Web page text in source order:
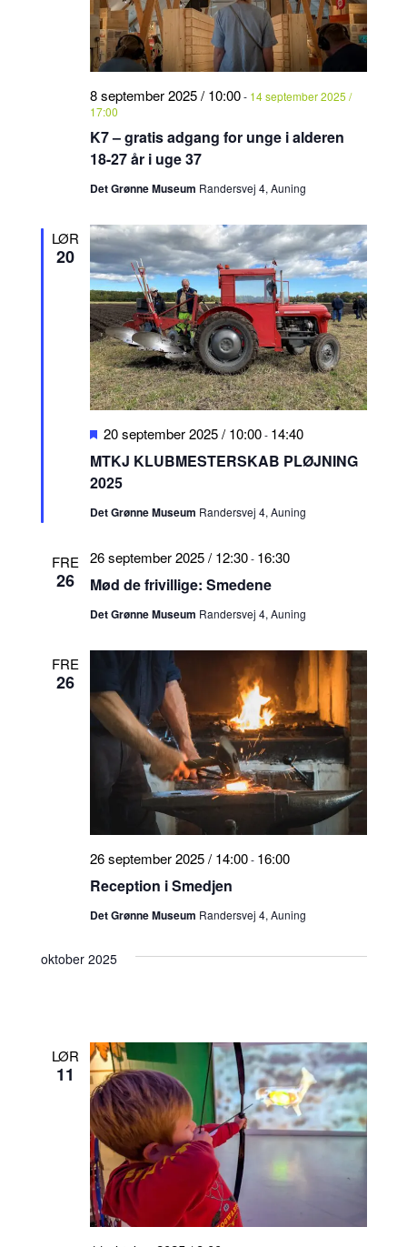
K7 – gratis adgang for unge i alderen
18-27 år i uge 37
8 september 2025 / 10:00- 14 september 2025 /
17:00
Det Grønne Museum Randersvej 4, Auning
LØR
20
MTKJ KLUBMESTERSKAB PLØJNING
2025
Fremhævet
20 september 2025 / 10:00- 14:40
Det Grønne Museum Randersvej 4, Auning
FRE
26 Mød de frivillige: Smedene
26 september 2025 / 12:30- 16:30
Det Grønne Museum Randersvej 4, Auning
FRE
26
Reception i Smedjen
26 september 2025 / 14:00- 16:00
Det Grønne Museum Randersvej 4, Auning
oktober 2025
LØR
11